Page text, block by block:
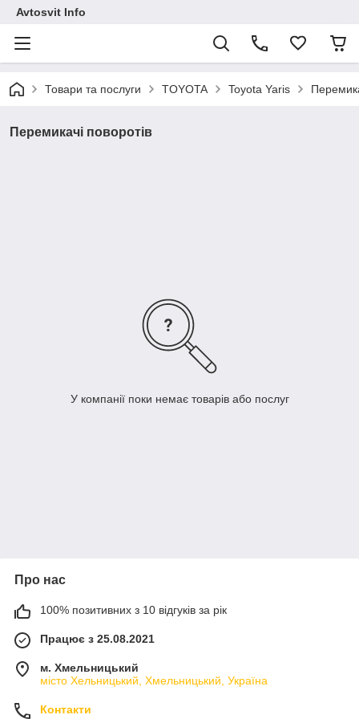
Avtosvit Info
Товари та послуги TOYOTA Toyota Yaris
Перемикачі поворотів
У компанії поки немає товарів або послуг
Про нас
100% позитивних з 10 відгуків за рік
Працює з 25.08.2021
м. Хмельницький
місто Хельницький, Хмельницький, Україна
Контакти